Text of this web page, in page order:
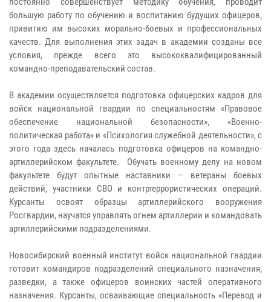
большую работу по обучению и воспитанию будущих офицеров,
привитию им высоких морально-боевых и профессиональных
качеств. Для выполнения этих задач в академии созданы все
условия, прежде всего это высококвалифицированный
командно-преподавательский состав.
В академии осуществляется подготовка офицерских кадров для
войск национальной гвардии по специальностям «Правовое
обеспечение национальной безопасности», «Военно-
политическая работа» и «Психология служебной деятельности», с
этого года здесь началась подготовка офицеров на командно-
артиллерийском факультете. Обучать военному делу на новом
факультете будут опытные наставники – ветераны боевых
действий, участники СВО и контртеррористических операций.
Курсанты освоят образцы артиллерийского вооружения
Росгвардии, научатся управлять огнем артиллерии и командовать
артиллерийскими подразделениями.
Новосибирский военный институт войск национальной гвардии
готовит командиров подразделений специального назначения,
разведки, а также офицеров воинских частей оперативного
назначения. Курсанты, осваивающие специальность «Перевод и